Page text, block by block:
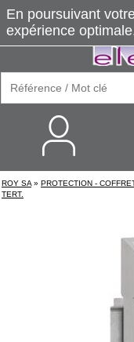
ROY SA » PROTECTION -
TERT.
En poursuivant
expérience